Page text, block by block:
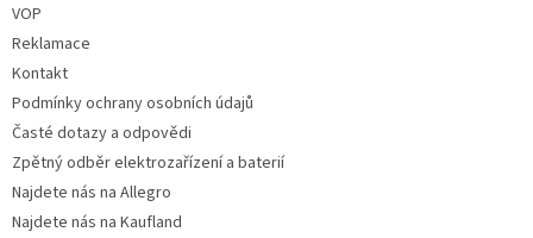
VOP
Reklamace
Kontakt
Podmínky ochrany osobních údajů
Časté dotazy a odpovědi
Zpětný odběr elektrozařízení a baterií
Najdete nás na Allegro
Najdete nás na Kaufland